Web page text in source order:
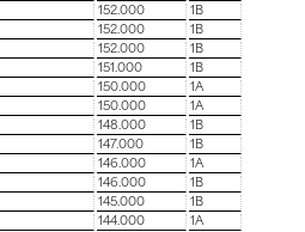
152.000
1B
152.000
1B
152.000
1B
151.000
1B
150.000
1A
150.000
1A
148.000
1B
147.000
1B
146.000
1A
146.000
1B
145.000
1B
144.000
1A